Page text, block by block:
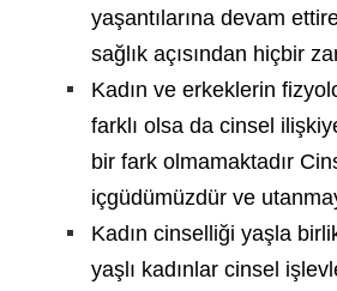
yaşantılarına devam
sağlık açısından hiçbir
Kadın ve erkeklerin
farklı olsa da cinsel
bir fark olmamaktadır
içgüdümüzdür ve
Kadın cinselliği yaşla
yaşlı kadınlar cinsel